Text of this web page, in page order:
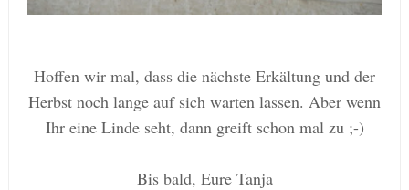
Hoffen wir mal, dass die nächste Erkältung und der
Herbst noch lange auf sich warten lassen. Aber wenn
Ihr eine Linde seht, dann greift schon mal zu ;-)
Bis bald, Eure Tanja